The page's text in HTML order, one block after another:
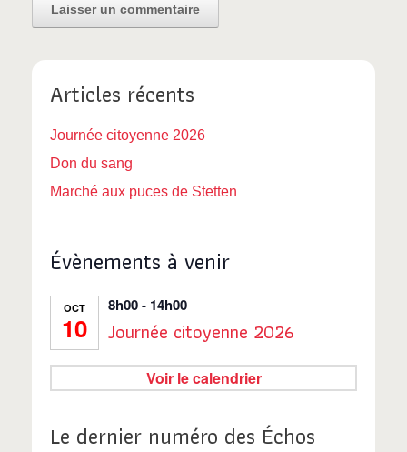
Articles récents
Journée citoyenne 2026
Don du sang
Marché aux puces de Stetten
Évènements à venir
OCT
10
8h00- 14h00
Journée citoyenne 2026
Voir le calendrier
Le dernier numéro des Échos